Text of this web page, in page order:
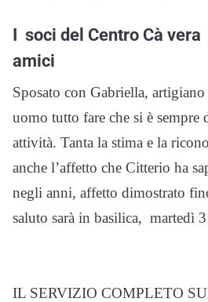
I soci del Centro Cà
amici
Sposato con Gabriella,
uomo tutto fare che si è sempre
attività. Tanta la stima e la
anche l’affetto che Citterio ha
negli anni, affetto dimostrato
saluto sarà in basilica, martedì
IL SERVIZIO COMPLETO